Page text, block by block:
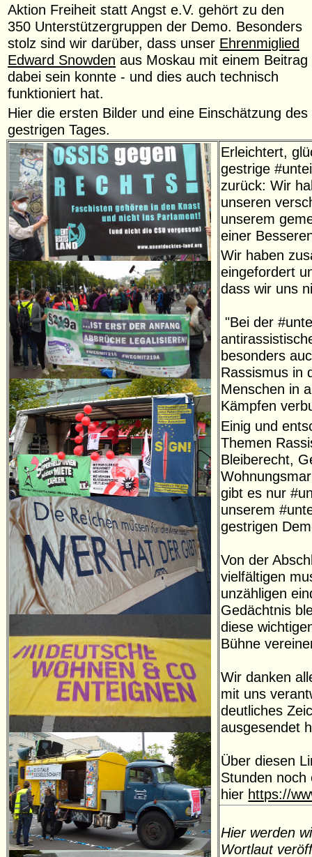
Aktion Freiheit statt Angst e.V. gehört zu den
350 Unterstützergruppen der Demo. Besonders
stolz sind wir darüber, dass unser Ehrenmiglied
Edward Snowden aus Moskau mit einem Beitrag
dabei sein konnte - und dies auch technisch
funktioniert hat.
Hier die ersten Bilder und eine Einschätzung des
gestrigen Tages.
Erleichtert,
gestrige
zurück: Wir
unseren
unserem
einer
Wir haben
eingefordert
dass wir uns
"Bei der
besonders
Rassismus in
Menschen in
Kämpfen
Einig und
Themen
Bleiberecht,
gibt es nur
unserem
gestrigen
Von der
vielfältigen
unzähligen
Gedächtnis
diese
Bühne
Wir danken
mit uns
deutliches
ausgesendet
Über diesen
Stunden noch
hier https://
Hier werden
Wortlaut